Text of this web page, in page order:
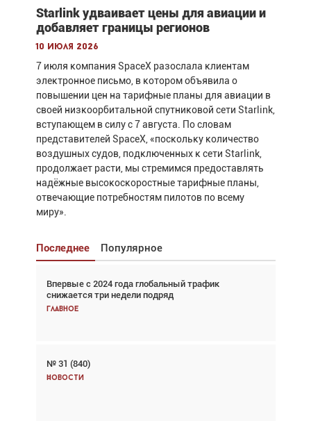
Starlink удваивает цены для авиации и
добавляет границы регионов
10 июля 2026
7 июля компания SpaceX разослала клиентам
электронное письмо, в котором объявила о
повышении цен на тарифные планы для авиации в
своей низкоорбитальной спутниковой сети Starlink,
вступающем в силу с 7 августа. По словам
представителей SpaceX, «поскольку количество
воздушных судов, подключенных к сети Starlink,
продолжает расти, мы стремимся предоставлять
надёжные высокоскоростные тарифные планы,
отвечающие потребностям пилотов по всему
миру».
Последнее Популярное
Впервые с 2024 года глобальный трафик
снижается три недели подряд
Главное
№ 31 (840)
Новости
Взгляд с высоты: тандем вертолётов и БПЛА в
спасательных операциях
Главное
Авиационный фотограф Дэйв Кох: «Фотография
говорит сама за себя... а ИИ всё портит»